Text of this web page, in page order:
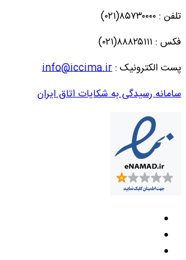
تلفن : ۸۵۷۳۰۰۰۰(۰۲۱)
فکس : ۸۸۸۲۵۱۱۱(۰۲۱)
پست الکترونیک :info@iccima.ir
سامانه رسیدگی به شکایات اتاق ایران